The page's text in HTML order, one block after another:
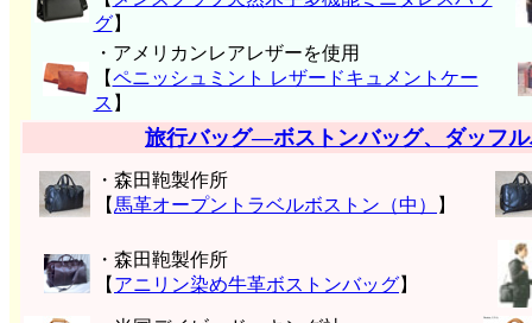
グ】
・アメリカンレアレザーを使用
【ペニッシュミント レザードキュメントケー
ス 】
旅行バッグ―ボストンバッグ、ダッフ
・森田鞄製作所
【 馬革オープントラベルボストン（中） 】
・森田鞄製作所
【 アニリン染め牛革ボストンバッグ】